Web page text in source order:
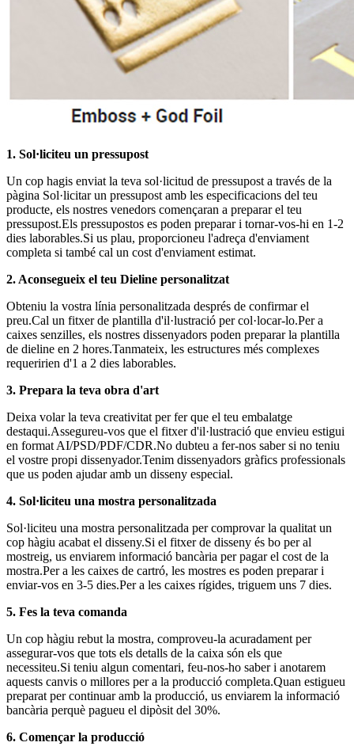
1. Sol·liciteu un pressupost
Un cop hagis enviat la teva sol·licitud de pressupost a través de la
pàgina Sol·licitar un pressupost amb les especificacions del teu
producte, els nostres venedors començaran a preparar el teu
pressupost.Els pressupostos es poden preparar i tornar-vos-hi en 1-2
dies laborables.Si us plau, proporcioneu l'adreça d'enviament
completa si també cal un cost d'enviament estimat.
2. Aconsegueix el teu Dieline personalitzat
Obteniu la vostra línia personalitzada després de confirmar el
preu.Cal un fitxer de plantilla d'il·lustració per col·locar-lo.Per a
caixes senzilles, els nostres dissenyadors poden preparar la plantilla
de dieline en 2 hores.Tanmateix, les estructures més complexes
requeririen d'1 a 2 dies laborables.
3. Prepara la teva obra d'art
Deixa volar la teva creativitat per fer que el teu embalatge
destaqui.Assegureu-vos que el fitxer d'il·lustració que envieu estigui
en format AI/PSD/PDF/CDR.No dubteu a fer-nos saber si no teniu
el vostre propi dissenyador.Tenim dissenyadors gràfics professionals
que us poden ajudar amb un disseny especial.
4. Sol·liciteu una mostra personalitzada
Sol·liciteu una mostra personalitzada per comprovar la qualitat un
cop hàgiu acabat el disseny.Si el fitxer de disseny és bo per al
mostreig, us enviarem informació bancària per pagar el cost de la
mostra.Per a les caixes de cartró, les mostres es poden preparar i
enviar-vos en 3-5 dies.Per a les caixes rígides, triguem uns 7 dies.
5. Fes la teva comanda
Un cop hàgiu rebut la mostra, comproveu-la acuradament per
assegurar-vos que tots els detalls de la caixa són els que
necessiteu.Si teniu algun comentari, feu-nos-ho saber i anotarem
aquests canvis o millores per a la producció completa.Quan estigueu
preparat per continuar amb la producció, us enviarem la informació
bancària perquè pagueu el dipòsit del 30%.
6. Començar la producció